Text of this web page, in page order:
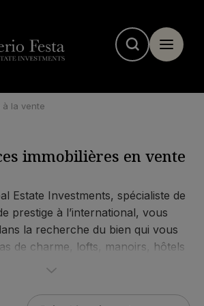
à la vente
immobilières en vente
Estate Investments, spécialiste de
prestige à l’international, vous
la recherche du bien qui vous
de charme, lofts, manoirs, hôtels
immobilières, y comprisoff-